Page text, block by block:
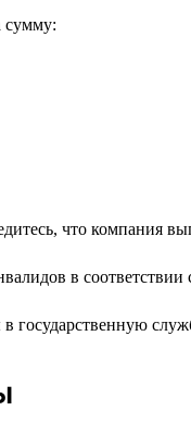
сумму:
что компания
в
государственную